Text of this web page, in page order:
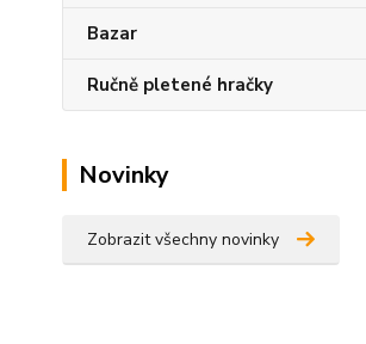
Bazar
Ručně pletené hračky
Novinky
Zobrazit všechny novinky